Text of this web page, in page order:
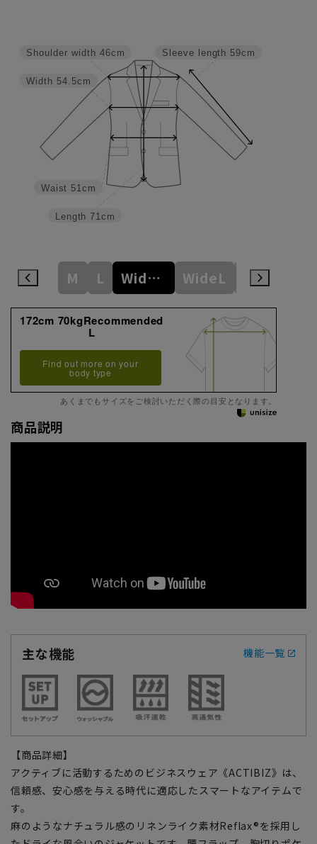
Sleeve length 59cm
Length 71cm
Waist 51cm
Width 54.5cm
Shoulder width 46cm
M L WideM WideL WideLL
172cm 70kgRecommended
L
Find out more on your
body type
あくまでもサイズをご検討いただく際の目安となります。
商品説明
主な機能 機能一覧
【商品詳細】
アクティブに活動するためのビジネスウェア《ACTIBIZ》は、
信頼感、安心感を与える時代に適応したスマートなアイテムで
す。
麻のようなナチュラル感のリネンライク素材Reflax®を採用し